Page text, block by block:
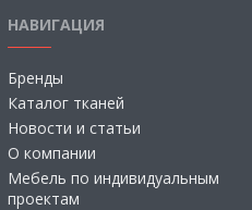
НАВИГАЦИЯ
Бренды
Каталог тканей
Новости и статьи
О компании
Мебель по индивидуальным
проектам